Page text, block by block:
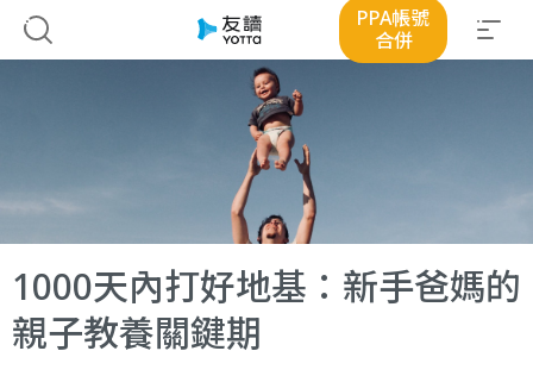
PPA帳號
合併
1000天內打好地基：新手爸媽的
親子教養關鍵期